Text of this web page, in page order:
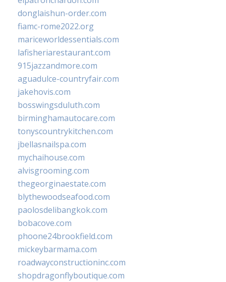
donglaishun-order.com
fiamc-rome2022.org
mariceworldessentials.com
lafisheriarestaurant.com
915jazzandmore.com
aguadulce-countryfair.com
jakehovis.com
bosswingsduluth.com
birminghamautocare.com
tonyscountrykitchen.com
jbellasnailspa.com
mychaihouse.com
alvisgrooming.com
thegeorginaestate.com
blythewoodseafood.com
paolosdelibangkok.com
bobacove.com
phoone24brookfield.com
mickeybarmama.com
roadwayconstructioninc.com
shopdragonflyboutique.com